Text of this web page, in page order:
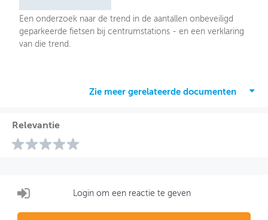
Een onderzoek naar de trend in de aantallen onbeveiligd
geparkeerde fietsen bij centrumstations - en een verklaring
van die trend.
Zie meer gerelateerde documenten
Relevantie
Login om een reactie te geven